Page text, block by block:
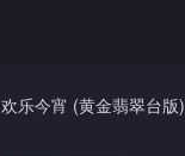
欢乐今宵 (黄金翡翠台版)